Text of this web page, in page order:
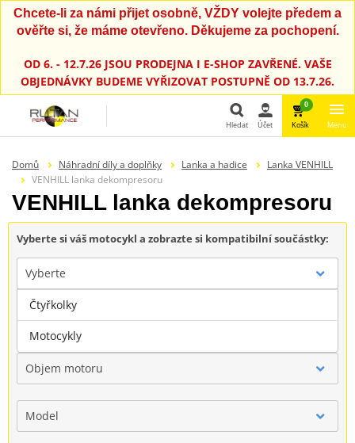
Chcete-li za námi přijet osobně, VŽDY volejte předem a
ověřte si, že máme otevřeno. Děkujeme za pochopení.
OD 6. - 12.7.26 JSOU PRODEJNA I E-SHOP ZAVŘENÉ. VAŠE
OBJEDNÁVKY BUDEME VYŘIZOVAT POSTUPNĚ OD 13.7.26.
Hledat
Hledat Účet
0
Košík Menu
Domů Náhradní díly a doplňky Lanka a hadice
Lanka VENHILL
VENHILL lanka dekompresoru
VENHILL lanka dekompresoru
Vyberte si váš motocykl a zobrazte si kompatibilní součástky:
Vyberte
Značka
Objem motoru
Model
Čtyřkolky
Motocykly